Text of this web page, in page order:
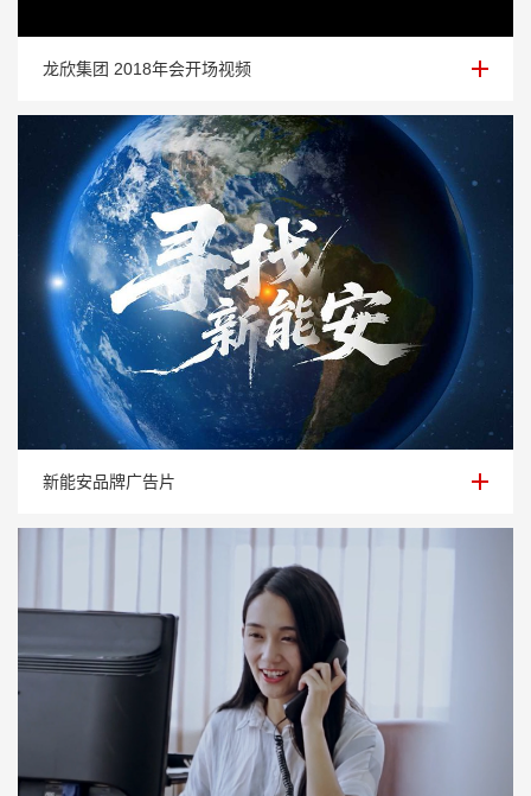
龙欣集团 2018年会开场视频
龙欣集团 2018年会开场视频
新能安品牌广告片
新能安品牌广告片